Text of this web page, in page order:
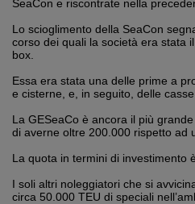
SeaCon e riscontrate nella
Lo scioglimento della SeaCon
corso dei quali la società era stata
box.
Essa era stata una delle prime a
e cisterne, e, in seguito, delle
La GESeaCo è ancora il più
di averne oltre 200.000 rispetto ad
La quota in termini di investimento
I soli altri noleggiatori che si
circa 50.000 TEU di speciali